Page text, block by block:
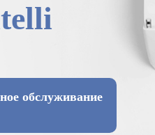
обслуживание